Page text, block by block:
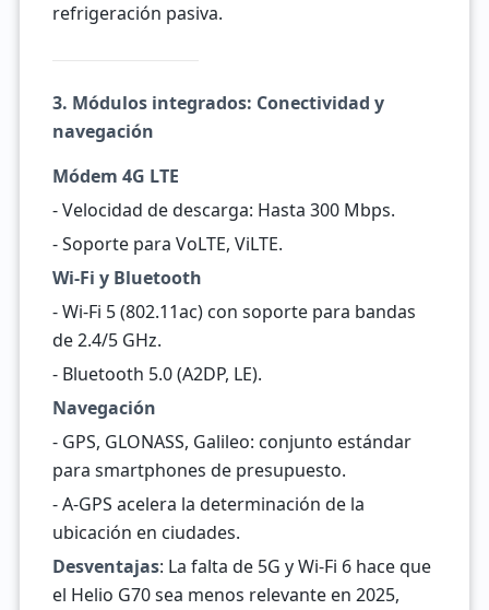
refrigeración pasiva.
3. Módulos integrados: Conectividad y
navegación
Módem 4G LTE
- Velocidad de descarga: Hasta 300 Mbps.
- Soporte para VoLTE, ViLTE.
Wi-Fi y Bluetooth
- Wi-Fi 5 (802.11ac) con soporte para bandas
de 2.4/5 GHz.
- Bluetooth 5.0 (A2DP, LE).
Navegación
- GPS, GLONASS, Galileo: conjunto estándar
para smartphones de presupuesto.
- A-GPS acelera la determinación de la
ubicación en ciudades.
Desventajas: La falta de 5G y Wi-Fi 6 hace que
el Helio G70 sea menos relevante en 2025,